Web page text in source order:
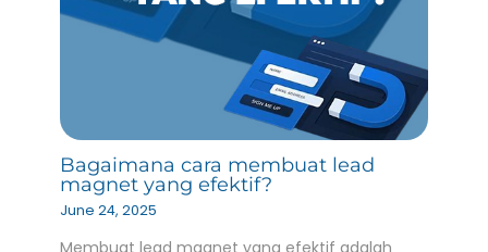
Bagaimana cara membuat lead
magnet yang efektif?
June 24, 2025